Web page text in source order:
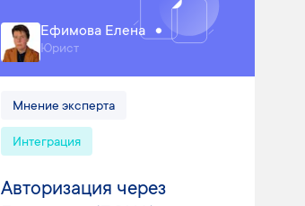
Ефимова Елена
Юрист
Мнение эксперта
Интеграция
Авторизация через